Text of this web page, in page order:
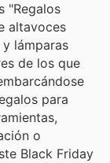
"Regalos
altavoces
lámparas
de los que
para
o
Black Friday